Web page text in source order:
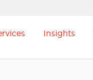
Insights